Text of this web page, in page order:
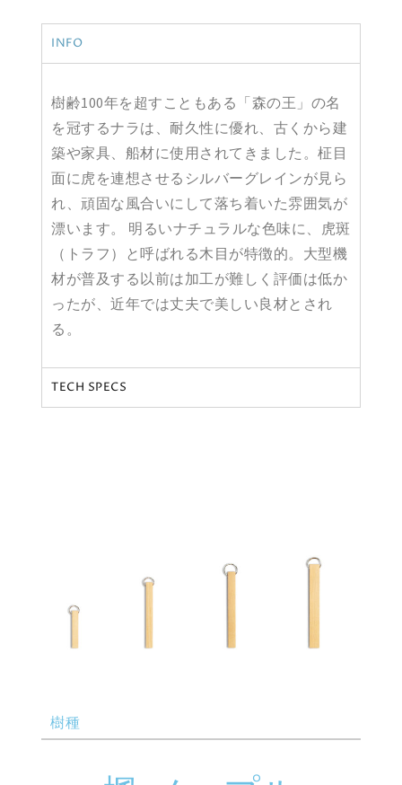
INFO
樹齢100年を超すこともある「森の王」の名
を冠するナラは、耐久性に優れ、古くから建
築や家具、船材に使用されてきました。柾目
面に虎を連想させるシルバーグレインが見ら
れ、頑固な風合いにして落ち着いた雰囲気が
漂います。 明るいナチュラルな色味に、虎斑
（トラフ）と呼ばれる木目が特徴的。大型機
材が普及する以前は加工が難しく評価は低か
ったが、近年では丈夫で美しい良材とされ
る。
TECH SPECS
樹種